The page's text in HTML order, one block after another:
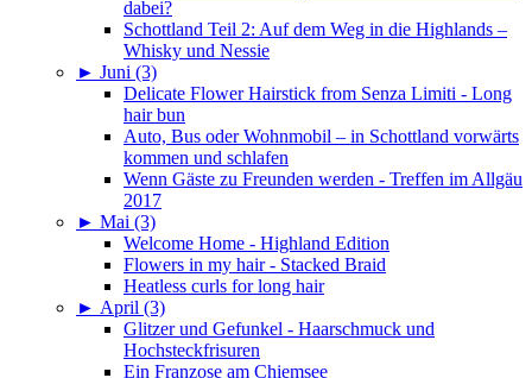
dabei?
Schottland Teil 2: Auf dem Weg in die Highlands –
Whisky und Nessie
► Juni (3)
Delicate Flower Hairstick from Senza Limiti - Long
hair bun
Auto, Bus oder Wohnmobil – in Schottland vorwärts
kommen und schlafen
Wenn Gäste zu Freunden werden - Treffen im Allgäu
2017
► Mai (3)
Welcome Home - Highland Edition
Flowers in my hair - Stacked Braid
Heatless curls for long hair
► April (3)
Glitzer und Gefunkel - Haarschmuck und
Hochsteckfrisuren
Ein Franzose am Chiemsee